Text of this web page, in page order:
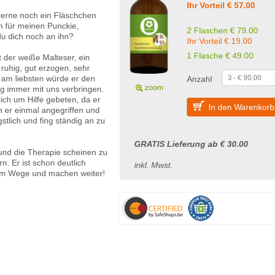
noch ein Fläschchen
für meinen Punckie,
dich noch an ihn?
der weiße Malteser, ein
gut erzogen, sehr
liebsten würde er den
immer mit uns verbringen.
um Hilfe gebeten, da er
er einmal angegriffen und
und fing ständig an zu
die Therapie scheinen zu
Er ist schon deutlich
Wege und machen weiter!
Ihr Vorteil € 57.00
2 Flaschen € 79.00
Ihr Vorteil € 19.00
1 Flasche € 49.00
Anzahl
In den Warenkorb
GRATIS Lieferung ab € 30.00
inkl. Mwst.